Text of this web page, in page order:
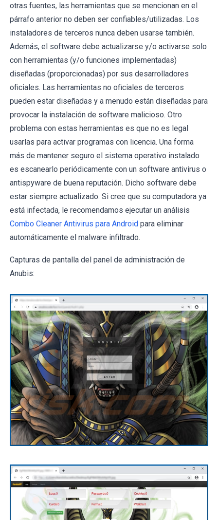
otras fuentes, las herramientas que se mencionan en el
párrafo anterior no deben ser confiables/utilizadas. Los
instaladores de terceros nunca deben usarse también.
Además, el software debe actualizarse y/o activarse solo
con herramientas (y/o funciones implementadas)
diseñadas (proporcionadas) por sus desarrolladores
oficiales. Las herramientas no oficiales de terceros
pueden estar diseñadas y a menudo están diseñadas para
provocar la instalación de software malicioso. Otro
problema con estas herramientas es que no es legal
usarlas para activar programas con licencia. Una forma
más de mantener seguro el sistema operativo instalado
es escanearlo periódicamente con un software antivirus o
antispyware de buena reputación. Dicho software debe
estar siempre actualizado. Si cree que su computadora ya
está infectada, le recomendamos ejecutar un análisis
Combo Cleaner Antivirus para Android para eliminar
automáticamente el malware infiltrado.
Capturas de pantalla del panel de administración de
Anubis: